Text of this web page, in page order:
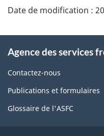
de
page
Date de modification :
propos
de
ce
Agence des services
Contactez-nous
Publications et formulaires
Glossaire de l'ASFC